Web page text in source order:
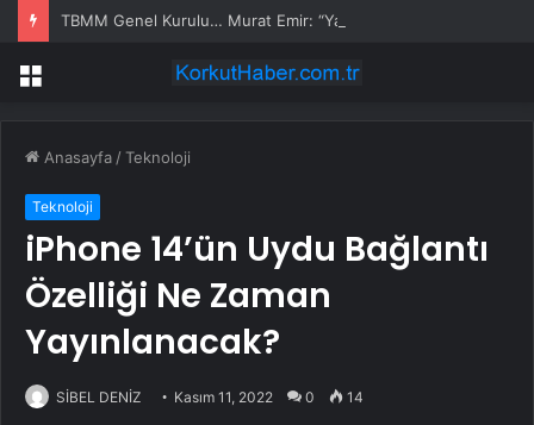
Menü
Anasayfa /Teknoloji
Teknoloji
iPhone 14’ün Uydu Bağlantı
Özelliği Ne Zaman
Yayınlanacak?
SİBEL DENİZ Kasım 11, 2022 0 14